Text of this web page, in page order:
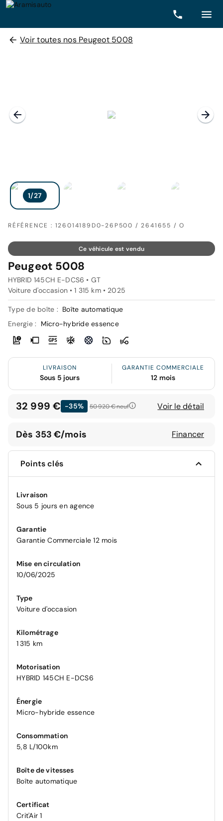
Voir toutes nos Peugeot 5008
RÉFÉRENCE : 126014189D0-26P500 / 2641655 / O
Ce véhicule est vendu
Peugeot 5008
HYBRID 145CH E-DCS6 • GT
Voiture d'occasion • 1 315 km • 2025
Type de boîte : Boîte automatique
Energie :
Micro-hybride essence
LIVRAISON
Sous 5 jours
GARANTIE COMMERCIALE
12 mois
32 999 € -35% 50 920 €neuf Voir le détail
Dès 353 €/mois Financer
Points clés
Livraison
Sous 5 jours en agence
Garantie
Garantie Commerciale 12 mois
Mise en circulation
10/06/2025
Type
Voiture d'occasion
Kilométrage
1 315 km
Motorisation
HYBRID 145CH E-DCS6
Énergie
Micro-hybride essence
Consommation
5,8 L/100km
Boîte de vitesses
Boîte automatique
Certificat
Crit'Air 1